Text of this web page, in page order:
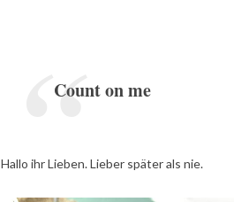
Count on me
Hallo ihr Lieben. Lieber später als nie.